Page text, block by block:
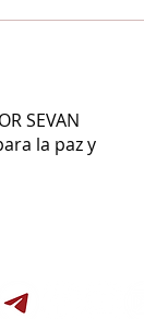
SEVAN
la paz y